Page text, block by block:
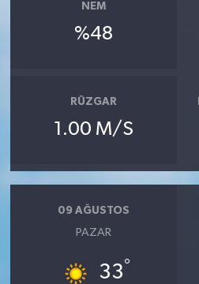
NEM
%48
RÜZGAR
1.00 M/S
09 AĞUSTOS
PAZAR
33°